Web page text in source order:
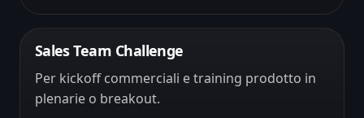
Sales Team Challenge
Per kickoff commerciali e training prodotto in
plenarie o breakout.